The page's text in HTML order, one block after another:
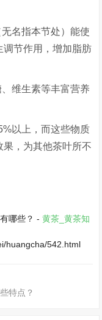
名指本节处）能使
调节作用，增加脂肪
、维生素等丰富营养
以上，而这些物质
，为其他茶叶所不
哪些？ -黄茶_黄茶知
huangcha/542.html
特点？